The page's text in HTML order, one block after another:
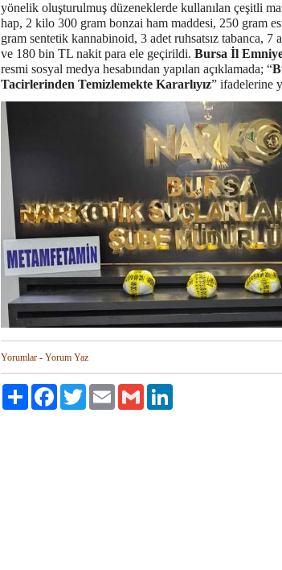
yönelik oluşturulmuş düzeneklerde kullanılan çeşitli
hap, 2 kilo 300 gram bonzai ham maddesi, 250 gram
gram sentetik kannabinoid, 3 adet ruhsatsız tabanca, 7
ve 180 bin TL nakit para ele geçirildi. Bursa İl
resmi sosyal medya hesabından yapılan açıklamada; “
Tacirlerinden Temizlemekte Kararlıyız” ifadelerine
Yorumlar - Yorum Yaz
Paylaş FacebookTwitter Email Gmail